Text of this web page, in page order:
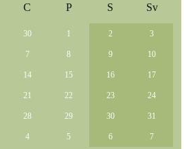
C P S Sv
30 1 2 3
7 8 9 10
14 15 16 17
21 22 23 24
28 29 30 31
4 5 6 7